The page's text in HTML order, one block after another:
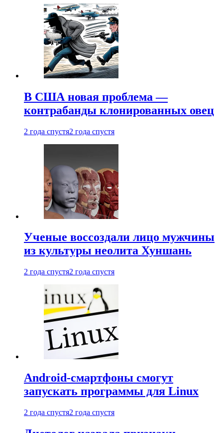
В США новая проблема —
контрабанды клонированных овец
2 года спустя2 года спустя
Ученые воссоздали лицо мужчины
из культуры неолита Хуншань
2 года спустя2 года спустя
Android-смартфоны смогут
запускать программы для Linux
2 года спустя2 года спустя